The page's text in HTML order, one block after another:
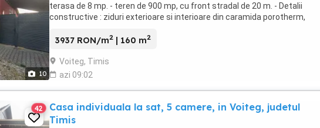
10
terasa de 8 mp. - teren de 900 mp, cu front stradal de 20 m. - Detalii
constructive : ziduri exterioare si interioare din caramida porotherm,
3937 RON/m2 | 160 m2
Voiteg, Timis
azi 09:02
42
Casa individuala la sat, 5 camere, in Voiteg, judetul
Timis